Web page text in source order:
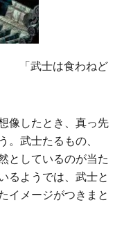
「武士は食わねど
像したとき、真っ先
。武士たるもの、
としているのが当た
るようでは、武士と
イメージがつきまと